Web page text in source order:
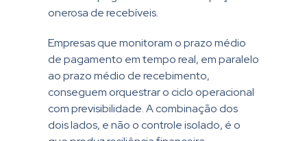
onerosa de recebíveis.
Empresas que monitoram o prazo médio
de pagamento em tempo real, em paralelo
ao prazo médio de recebimento,
conseguem orquestrar o ciclo operacional
com previsibilidade. A combinação dos
dois lados, e não o controle isolado, é o